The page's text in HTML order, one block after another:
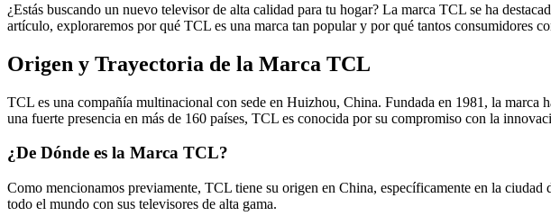
¿Estás buscando un nuevo televisor de alta calidad para tu hogar? La marca TCL se ha
artículo, exploraremos por qué TCL es una marca tan popular y por qué tantos consumidores
Origen y Trayectoria de la Marca TCL
TCL es una compañía multinacional con sede en Huizhou, China. Fundada en 1981, la
una fuerte presencia en más de 160 países, TCL es conocida por su compromiso con la
¿De Dónde es la Marca TCL?
Como mencionamos previamente, TCL tiene su origen en China, específicamente en la
todo el mundo con sus televisores de alta gama.